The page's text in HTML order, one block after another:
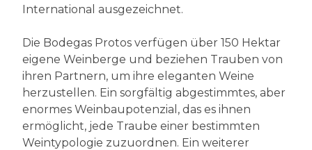
International ausgezeichnet.
Die Bodegas Protos verfügen über 150 Hektar
eigene Weinberge und beziehen Trauben von
ihren Partnern, um ihre eleganten Weine
herzustellen. Ein sorgfältig abgestimmtes, aber
enormes Weinbaupotenzial, das es ihnen
ermöglicht, jede Traube einer bestimmten
Weintypologie zuzuordnen. Ein weiterer